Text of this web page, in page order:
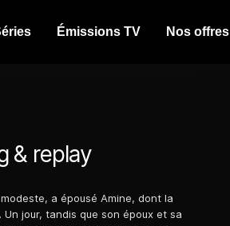
Émissions TV Nos offres
& replay
a épousé Amine, dont la
jour, tandis que son époux et sa